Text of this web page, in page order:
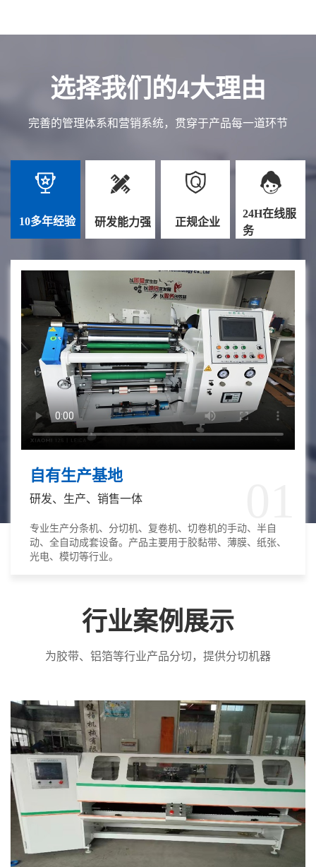
选择我们的4大理由
完善的管理体系和营销系统，贯穿于产品每一道环节
10多年经验 研发能力强 正规企业
24H在线服
务
自有生产基地
研发、生产、销售一体
专业生产分条机、分切机、复卷机、切卷机的手动、半自
动、全自动成套设备。产品主要用于胶黏带、薄膜、纸张、
光电、模切等行业。
行业案例展示
为胶带、铝箔等行业产品分切，提供分切机器